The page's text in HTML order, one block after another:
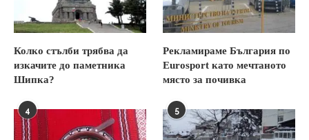
Колко стълби трябва да
изкачите до паметника
Шипка?
Рекламираме България по
Eurosport като мечтаното
място за почивка
4 5